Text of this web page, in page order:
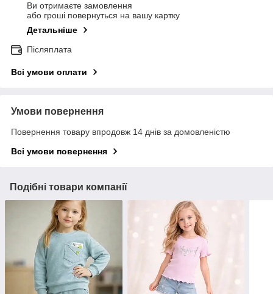
Ви отримаєте замовлення
або гроші повернуться на вашу картку
Детальніше
Післяплата
Всі умови оплати
Умови повернення
Повернення товару впродовж 14 днів за домовленістю
Всі умови повернення
Подібні товари компанії